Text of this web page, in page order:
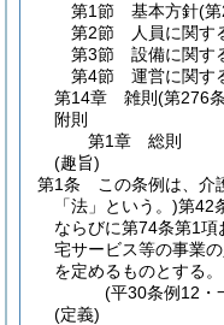
第1節
基本方針(
第2節
人員に関す
第3節
設備に関す
第4節
運営に関す
第14章
雑則 (第276
附則
第1章
総則
(趣旨)
第1条
この条例は、介
「法」という。)第42
ならびに第74条第1
宅サービス等の事業
を定めるものとする。
(平30条例12・
(定義)